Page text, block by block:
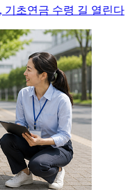
기초연금 수령 길 열린다